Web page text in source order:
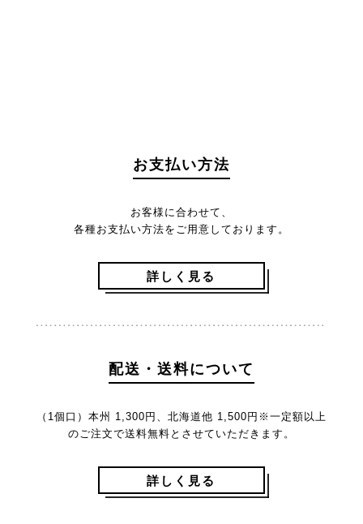
お支払い方法
お客様に合わせて、
各種お支払い方法をご用意しております。
詳しく見る
配送・送料について
（1個口）本州 1,300円、北海道他 1,500円 ※一定額以上
のご注文で送料無料とさせていただきます。
詳しく見る